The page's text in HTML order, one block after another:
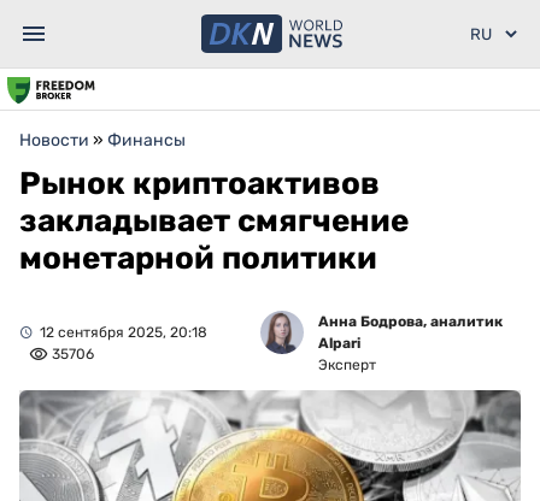
Новости » Финансы
Рынок криптоактивов
закладывает смягчение
монетарной политики
12 сентября 2025, 20:18
35706
Анна Бодрова, аналитик
Alpari
Эксперт